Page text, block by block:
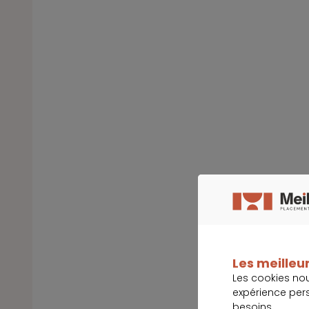
Les
Les cookies
expérience